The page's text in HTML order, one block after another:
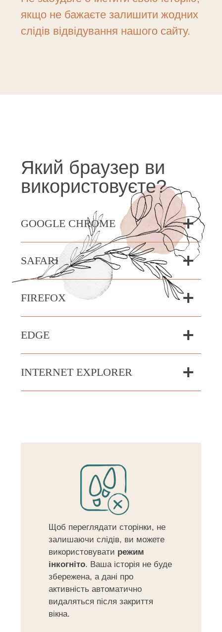
якщо не бажаєте залишити жодних
слідів відвідування нашого сайту.
Який браузер ви
використовуєте?
GOOGLE CHROME
SAFARI
FIREFOX
EDGE
INTERNET EXPLORER
Щоб переглядати сторінки, не
залишаючи слідів, ви можете
використовувати режим
інкогніто. Ваша історія не буде
збережена, а дані про
активність автоматично
видаляться після закриття
вікна.